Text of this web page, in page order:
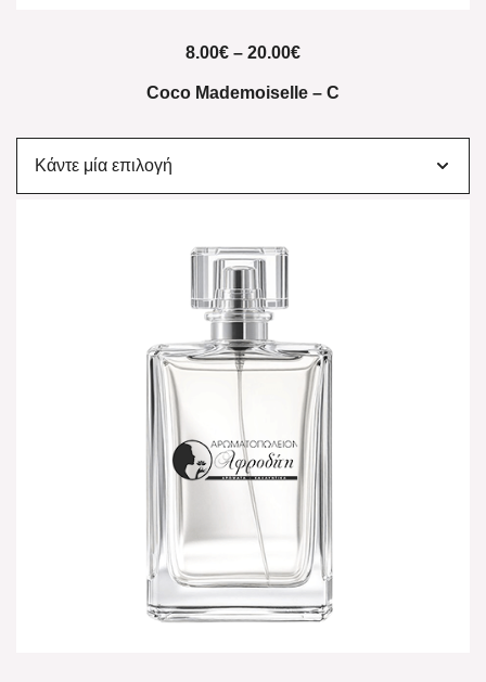
8.00€ – 20.00€
Coco Mademoiselle – C